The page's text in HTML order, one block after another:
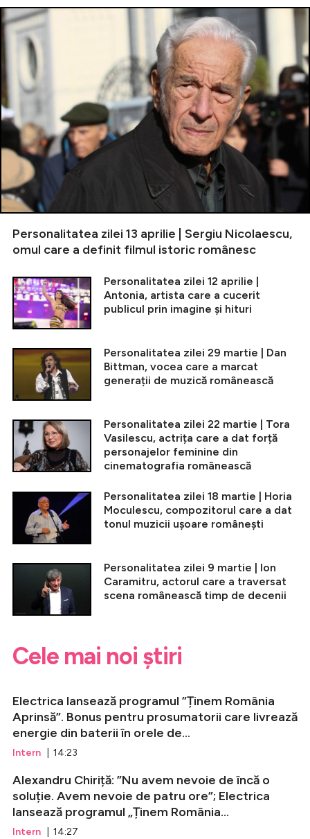
Personalitatea zilei 13 aprilie | Sergiu Nicolaescu,
omul care a definit filmul istoric românesc
Personalitatea zilei 12 aprilie |
Antonia, artista care a cucerit
publicul prin imagine și hituri
Personalitatea zilei 29 martie | Dan
Bittman, vocea care a marcat
generații de muzică românească
Personalitatea zilei 22 martie | Tora
Vasilescu, actrița care a dat forță
personajelor feminine din
cinematografia românească
Personalitatea zilei 18 martie | Horia
Moculescu, compozitorul care a dat
tonul muzicii ușoare românești
Personalitatea zilei 9 martie | Ion
Caramitru, actorul care a traversat
scena românească timp de decenii
Cele mai noi știri
Electrica lansează programul ”Ținem România
Aprinsă”. Bonus pentru prosumatorii care livrează
energie din baterii în orele de...
Intern | 14:23
Alexandru Chiriță: ”Nu avem nevoie de încă o
soluție. Avem nevoie de patru ore”; Electrica
lansează programul „Ținem România...
Intern | 14:27